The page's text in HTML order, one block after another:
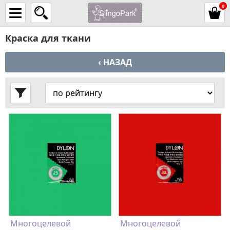
0
Краска для ткани
‹ НАЗАД
Многоцелевой
Многоцелевой